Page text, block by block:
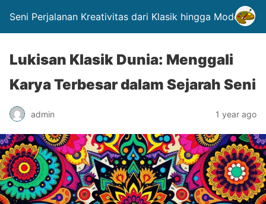
Seni Perjalanan Kreativitas dari Klasik hingga Modern.
Lukisan Klasik Dunia: Menggali
Karya Terbesar dalam Sejarah Seni
admin 1 year ago